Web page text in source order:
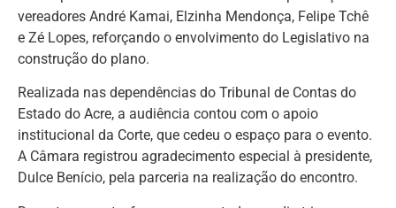
vereadores André Kamai, Elzinha Mendonça, Felipe Tchê
e Zé Lopes, reforçando o envolvimento do Legislativo na
construção do plano.
Realizada nas dependências do Tribunal de Contas do
Estado do Acre, a audiência contou com o apoio
institucional da Corte, que cedeu o espaço para o evento.
A Câmara registrou agradecimento especial à presidente,
Dulce Benício, pela parceria na realização do encontro.